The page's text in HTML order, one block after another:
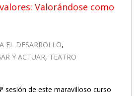
Valorándose como
EL DESARROLLO,
Y ACTUAR, TEATRO
sesión de este maravilloso curso